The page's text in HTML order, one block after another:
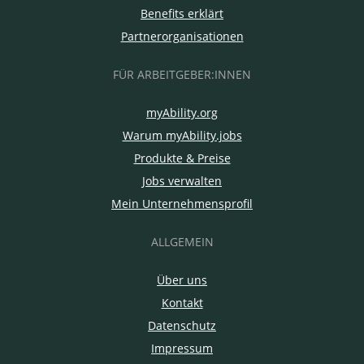
Benefits erklärt
Partnerorganisationen
FÜR ARBEITGEBER:INNEN
myAbility.org
Warum myAbility.jobs
Produkte & Preise
Jobs verwalten
Mein Unternehmensprofil
ALLGEMEIN
Über uns
Kontakt
Datenschutz
Impressum